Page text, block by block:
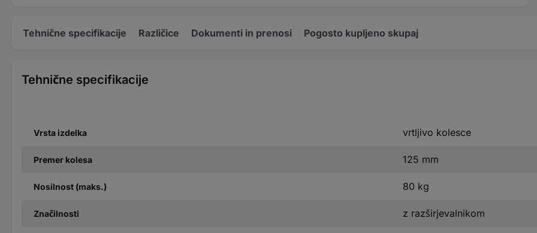
Tehnične specifikacije Različice Dokumenti in prenosi Pogosto kupljeno skupaj
Tehnične specifikacije
Vrsta izdelka vrtljivo kolesce
Premer kolesa 125 mm
Nosilnost (maks.) 80 kg
Značilnosti z razširjevalnikom